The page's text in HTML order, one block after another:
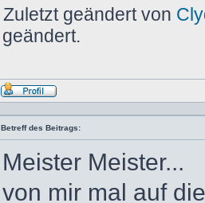
Zuletzt geändert von
geändert.
Profil
Betreff des Beitrags:
Meister Meister...
von mir mal auf